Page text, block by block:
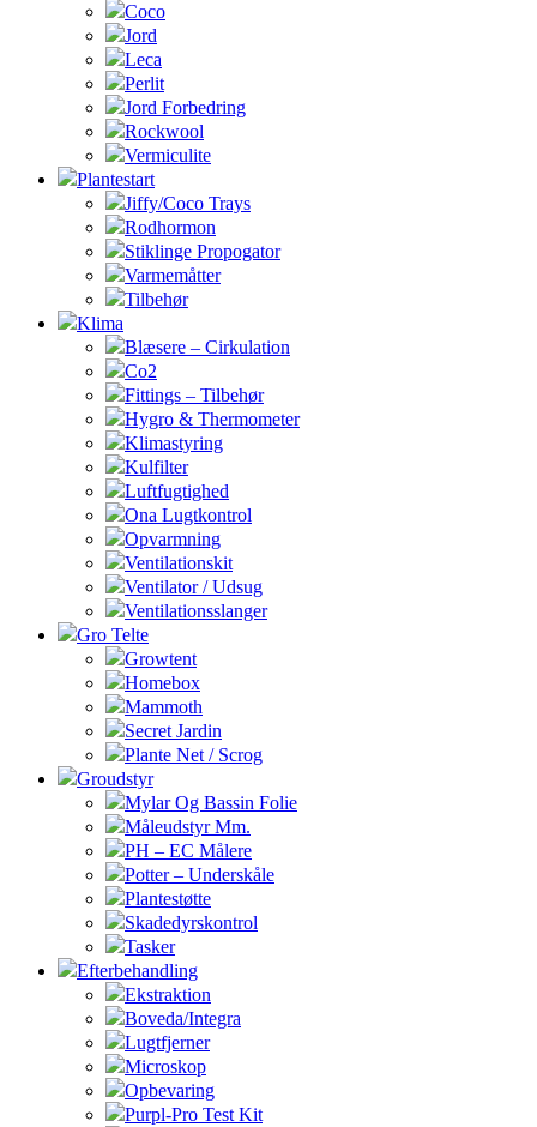
Coco
Jord
Leca
Perlit
Jord Forbedring
Rockwool
Vermiculite
Plantestart
Jiffy/Coco Trays
Rodhormon
Stiklinge Propogator
Varmemåtter
Tilbehør
Klima
Blæsere – Cirkulation
Co2
Fittings – Tilbehør
Hygro & Thermometer
Klimastyring
Kulfilter
Luftfugtighed
Ona Lugtkontrol
Opvarmning
Ventilationskit
Ventilator / Udsug
Ventilationsslanger
Gro Telte
Growtent
Homebox
Mammoth
Secret Jardin
Plante Net / Scrog
Groudstyr
Mylar Og Bassin Folie
Måleudstyr Mm.
PH – EC Målere
Potter – Underskåle
Plantestøtte
Skadedyrskontrol
Tasker
Efterbehandling
Ekstraktion
Boveda/Integra
Lugtfjerner
Microskop
Opbevaring
Purpl-Pro Test Kit